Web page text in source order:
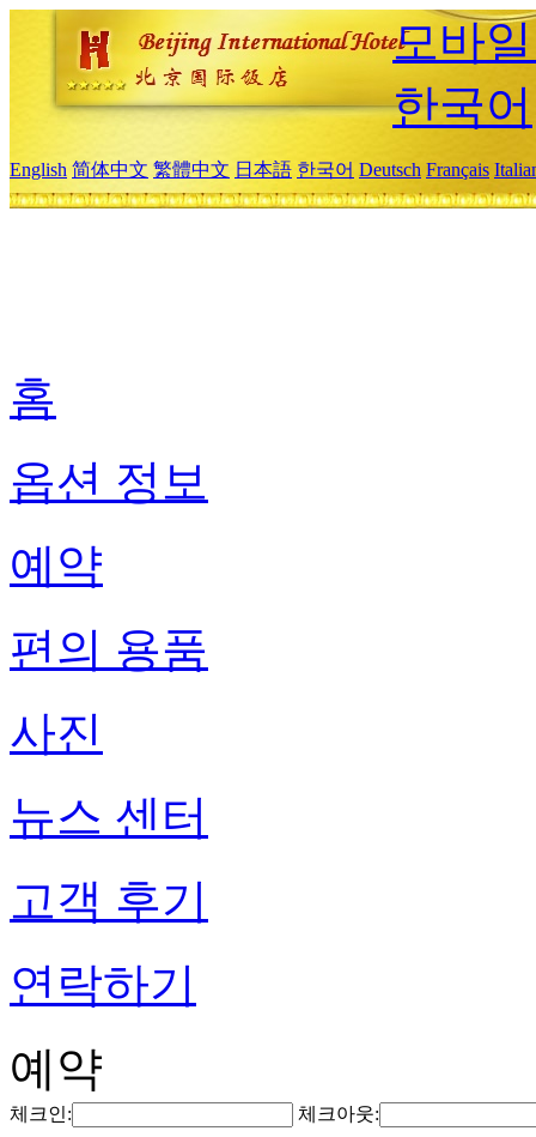
모바
한국어
English 简体中文 繁體中文 日本語 한국어 Deutsch Français
홈
옵션 정보
예약
편의 용품
사진
뉴스 센터
고객 후기
연락하기
예약
체크인: 체크아웃: